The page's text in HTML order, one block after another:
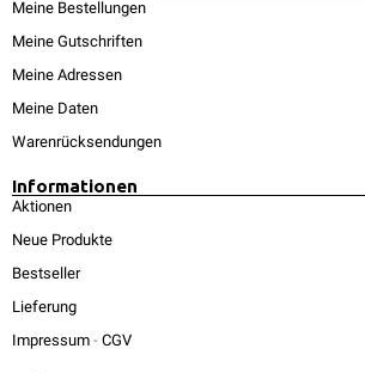
Meine Bestellungen
Meine Gutschriften
Meine Adressen
Meine Daten
Warenrücksendungen
Informationen
Aktionen
Neue Produkte
Bestseller
Lieferung
Impressum - CGV